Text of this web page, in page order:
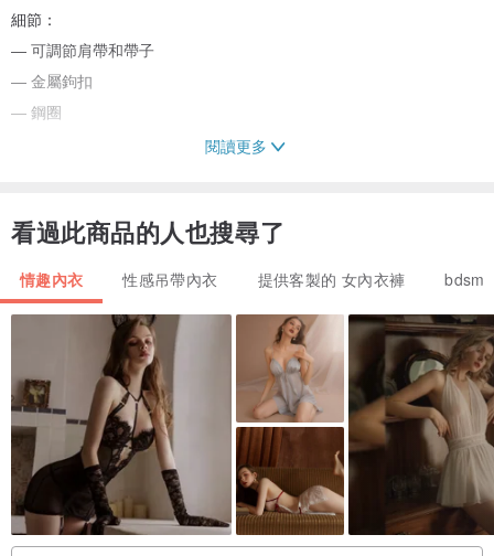
細節：
— 可調節肩帶和帶子
— 金屬鉤扣
— 鋼圈
— 不要在鏈條上放水
請注意，由於燈光效果、顯示器的亮度、對比度和其他設置，網站照
片的色調/陰影可能與實際物品略有不同。
請在訂單中提供您的電話號碼，以便我可以使用更快的送貨服務。
量身定做的物品不能換貨或退貨。
如果您有任何問題，我將很樂意為您解答。
有愛，
閱讀更多
看過此商品的人也搜尋了
情趣內衣 性感吊帶內衣 提供客製的 女內衣褲 bdsm